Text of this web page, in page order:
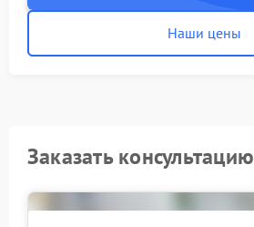
Наши цены
Заказать консультацию